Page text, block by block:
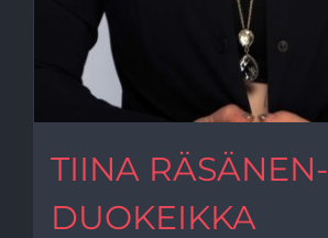
TIINA RÄSÄNEN-
DUOKEIKKA